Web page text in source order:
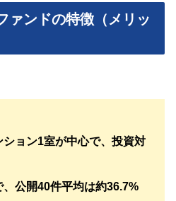
ァンドの特徴（メリッ
ション1室が中心で、投資対
、公開40件平均は約36.7%